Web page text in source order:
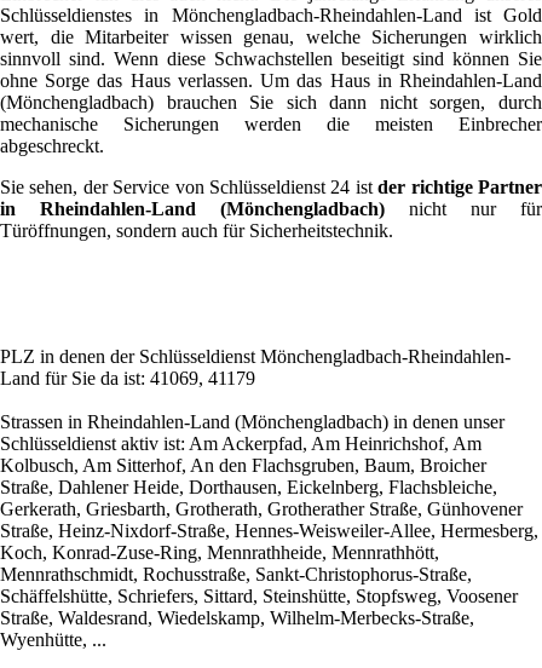
Schlüsseldienstes in Mönchengladbach-Rheindahlen-Land ist Gold
wert, die Mitarbeiter wissen genau, welche Sicherungen wirklich
sinnvoll sind. Wenn diese Schwachstellen beseitigt sind können Sie
ohne Sorge das Haus verlassen. Um das Haus in Rheindahlen-Land
(Mönchengladbach) brauchen Sie sich dann nicht sorgen, durch
mechanische Sicherungen werden die meisten Einbrecher
abgeschreckt.
Sie sehen, der Service von Schlüsseldienst 24 istder richtige Partner
in Rheindahlen-Land (Mönchengladbach) nicht nur für
Türöffnungen, sondern auch für Sicherheitstechnik.
PLZ in denen der Schlüsseldienst Mönchengladbach-Rheindahlen-
Land für Sie da ist: 41069, 41179
Strassen in Rheindahlen-Land (Mönchengladbach) in denen unser
Schlüsseldienst aktiv ist: Am Ackerpfad, Am Heinrichshof, Am
Kolbusch, Am Sitterhof, An den Flachsgruben, Baum, Broicher
Straße, Dahlener Heide, Dorthausen, Eickelnberg, Flachsbleiche,
Gerkerath, Griesbarth, Grotherath, Grotherather Straße, Günhovener
Straße, Heinz-Nixdorf-Straße, Hennes-Weisweiler-Allee, Hermesberg,
Koch, Konrad-Zuse-Ring, Mennrathheide, Mennrathhött,
Mennrathschmidt, Rochusstraße, Sankt-Christophorus-Straße,
Schäffelshütte, Schriefers, Sittard, Steinshütte, Stopfsweg, Voosener
Straße, Waldesrand, Wiedelskamp, Wilhelm-Merbecks-Straße,
Wyenhütte, ...